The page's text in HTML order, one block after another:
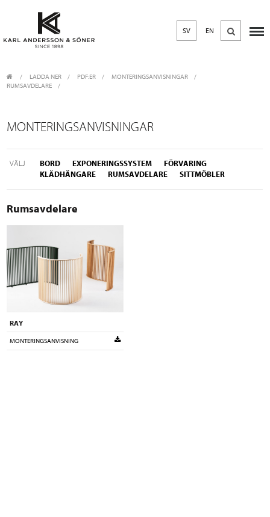
SV EN
LADDA NER / PDF:ER /
MONTERINGSANVISNINGAR
RUMSAVDELARE
MONTERINGSANVISNINGAR
VÄLJ BORD EXPONERINGSSYSTEM
FÖRVARING
KLÄDHÄNGARE
RUMSAVDELARE SITTMÖBLER
Rumsavdelare
RAY
MONTERINGSANVISNING